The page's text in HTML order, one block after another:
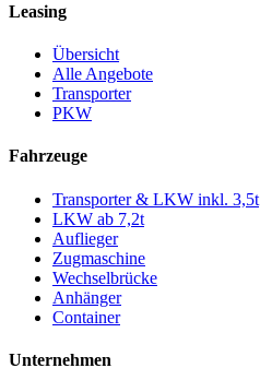
Leasing
Übersicht
Alle Angebote
Transporter
PKW
Fahrzeuge
Transporter & LKW inkl. 3,5t
LKW ab 7,2t
Auflieger
Zugmaschine
Wechselbrücke
Anhänger
Container
Unternehmen